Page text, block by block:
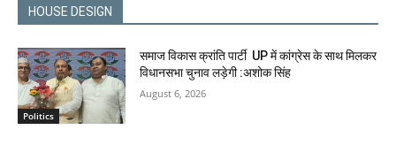
HOUSE DESIGN
Politics
समाज विकास क्रांति पार्टी UP में कांग्रेस के साथ मिलकर
विधानसभा चुनाव लड़ेगी :अशोक सिंह
August 6, 2026